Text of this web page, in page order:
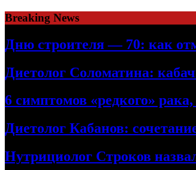
Skip
to
content
Breaking News
Дню строителя — 70: как
Диетолог Соломатина:
6 симптомов «редкого»
Диетолог Кабанов:
Нутрициолог Строков